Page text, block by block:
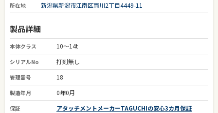
所在地 新潟県新潟市江南区両川2丁目4449-11
製品詳細
本体クラス 10～14t
シリアルNo 打刻無し
管理番号 18
製造年月 0年0月
保証 アタッチメントメーカーTAGUCHIの安心3カ月保証